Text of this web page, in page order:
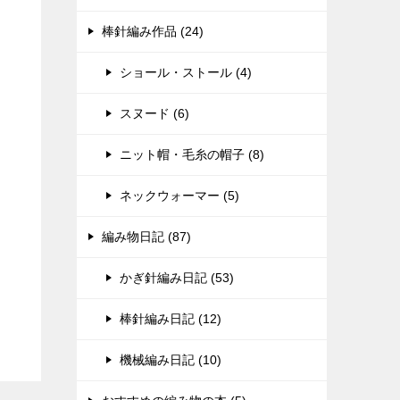
棒針編み作品 (24)
ショール・ストール (4)
スヌード (6)
ニット帽・毛糸の帽子 (8)
ネックウォーマー (5)
編み物日記 (87)
かぎ針編み日記 (53)
棒針編み日記 (12)
機械編み日記 (10)